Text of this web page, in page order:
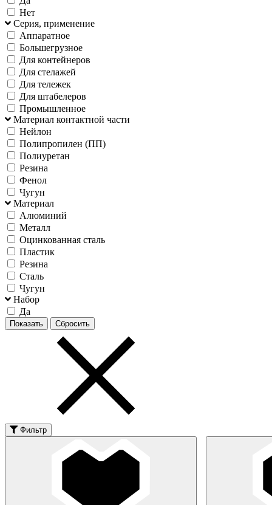
Нет
Серия, применение
Аппаратное
Большегрузное
Для контейнеров
Для стелажей
Для тележек
Для штабелеров
Промышленное
Материал контактной части
Нейлон
Полипропилен (ПП)
Полиуретан
Резина
Фенол
Чугун
Материал
Алюминий
Металл
Оцинкованная сталь
Пластик
Резина
Сталь
Чугун
Набор
Да
Фильтр